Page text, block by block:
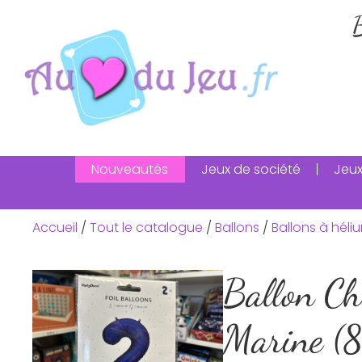
Nouveautés Jeux de société
Accueil /Tout le catalogue /Ballons /Ballons à
Ballon
Marine